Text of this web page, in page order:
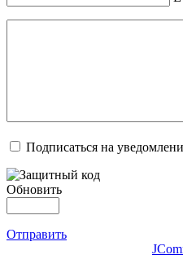
Подписаться на
Обновить
Отправить